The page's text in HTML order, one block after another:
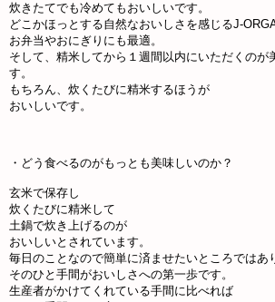
炊きたてでも冷めてもおいしいです。
どこかほっとする自然なおいしさを感じるJ-
お弁当やおにぎりにも最適。
そして、精米してから１週間以内にいただくのが
す。
もちろん、炊くたびに精米するほうが
おいしいです。
・どう食べるのがもっとも美味しいのか？
玄米で保存し
炊くたびに精米して
土鍋で炊き上げるのが
おいしいとされています。
毎日のことなので簡単に済ませたいところではあ
そのひと手間がおいしさへの第一歩です。
生産者がかけてくれている手間に比べれば